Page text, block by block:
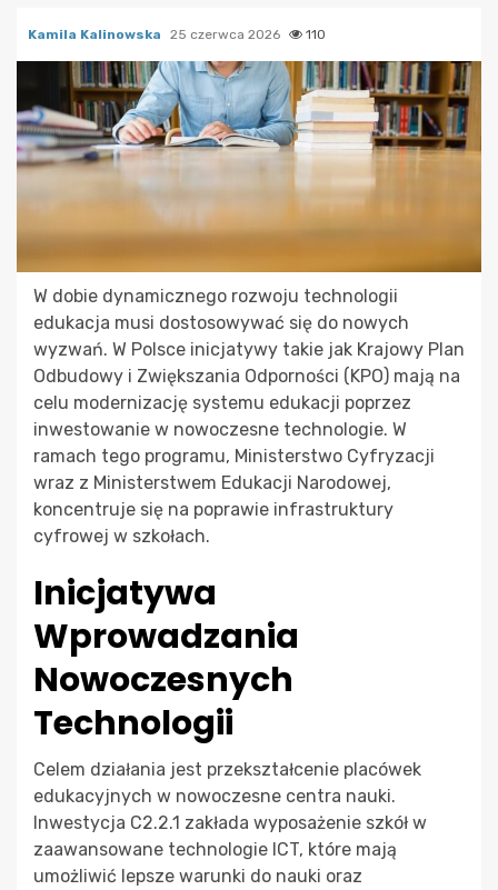
Kamila Kalinowska 25 czerwca 2026 110
W dobie dynamicznego rozwoju technologii
edukacja musi dostosowywać się do nowych
wyzwań. W Polsce inicjatywy takie jak Krajowy Plan
Odbudowy i Zwiększania Odporności (KPO) mają na
celu modernizację systemu edukacji poprzez
inwestowanie w nowoczesne technologie. W
ramach tego programu, Ministerstwo Cyfryzacji
wraz z Ministerstwem Edukacji Narodowej,
koncentruje się na poprawie infrastruktury
cyfrowej w szkołach.
Inicjatywa
Wprowadzania
Nowoczesnych
Technologii
Celem działania jest przekształcenie placówek
edukacyjnych w nowoczesne centra nauki.
Inwestycja C2.2.1 zakłada wyposażenie szkół w
zaawansowane technologie ICT, które mają
umożliwić lepsze warunki do nauki oraz